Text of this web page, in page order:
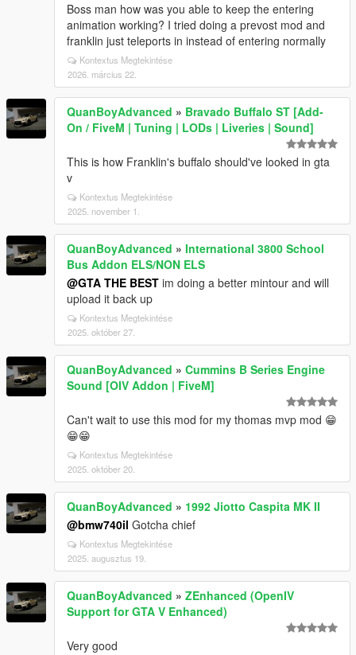
Boss man how was you able to keep the entering
animation working? I tried doing a prevost mod and
franklin just teleports in instead of entering normally
Kontextus Megtekintése
2026. március 22.
QuanBoyAdvanced » Bravado Buffalo ST [Add-
On / FiveM | Tuning | LODs | Liveries | Sound]
This is how Franklin's buffalo should've looked in gta
v
Kontextus Megtekintése
2025. november 1.
QuanBoyAdvanced » International 3800 School
Bus Addon ELS/NON ELS
@GTA THE BEST im doing a better mintour and will
upload it back up
Kontextus Megtekintése
2025. október 27.
QuanBoyAdvanced » Cummins B Series Engine
Sound [OIV Addon | FiveM]
Can't wait to use this mod for my thomas mvp mod 😁
😁😁
Kontextus Megtekintése
2025. október 20.
QuanBoyAdvanced » 1992 Jiotto Caspita MK II
@bmw740il Gotcha chief
Kontextus Megtekintése
2025. augusztus 19.
QuanBoyAdvanced » ZEnhanced (OpenIV
Support for GTA V Enhanced)
Very good